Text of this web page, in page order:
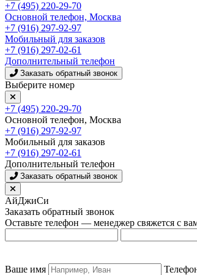
+7 (495) 220-29-70
Основной телефон, Москва
+7 (916) 297-92-97
Мобильный для заказов
+7 (916) 297-02-61
Дополнительный телефон
Заказать обратный звонок
Выберите номер
+7 (495) 220-29-70
Основной телефон, Москва
+7 (916) 297-92-97
Мобильный для заказов
+7 (916) 297-02-61
Дополнительный телефон
Заказать обратный звонок
АйДжиСи
Заказать обратный звонок
Оставьте телефон — менеджер свяжется с
Ваше имя